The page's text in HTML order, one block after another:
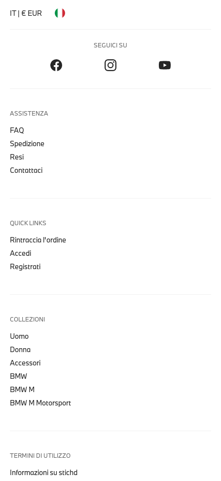
IT | € EUR
SEGUICI SU
ASSISTENZA
FAQ
Spedizione
Resi
Contattaci
QUICK LINKS
Rintraccia l'ordine
Accedi
Registrati
COLLEZIONI
Uomo
Donna
Accessori
BMW
BMW M
BMW M Motorsport
TERMINI DI UTILIZZO
Informazioni su stichd